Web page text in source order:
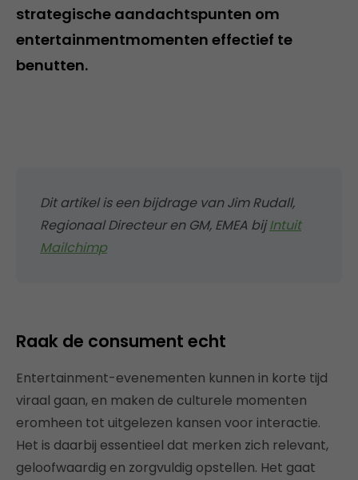
strategische aandachtspunten om
entertainmentmomenten effectief te
benutten.
Dit artikel is een bijdrage van Jim Rudall,
Regionaal Directeur en GM, EMEA bijIntuit
Mailchimp
Raak de consument echt
Entertainment-evenementen kunnen in korte tijd
viraal gaan, en maken de culturele momenten
eromheen tot uitgelezen kansen voor interactie.
Het is daarbij essentieel dat merken zich relevant,
geloofwaardig en zorgvuldig opstellen. Het gaat